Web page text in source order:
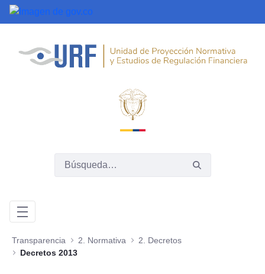
Saltar al contenido principal
Transparencia 2. Normativa
2. Decretos
Decretos 2013